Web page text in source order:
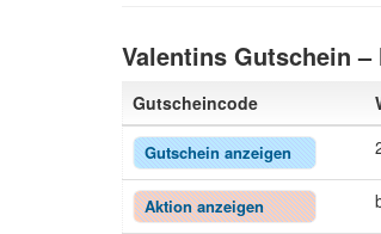
Valentins Gutschein
Gutscheincode
Gutschein anzeigen
Aktion anzeigen